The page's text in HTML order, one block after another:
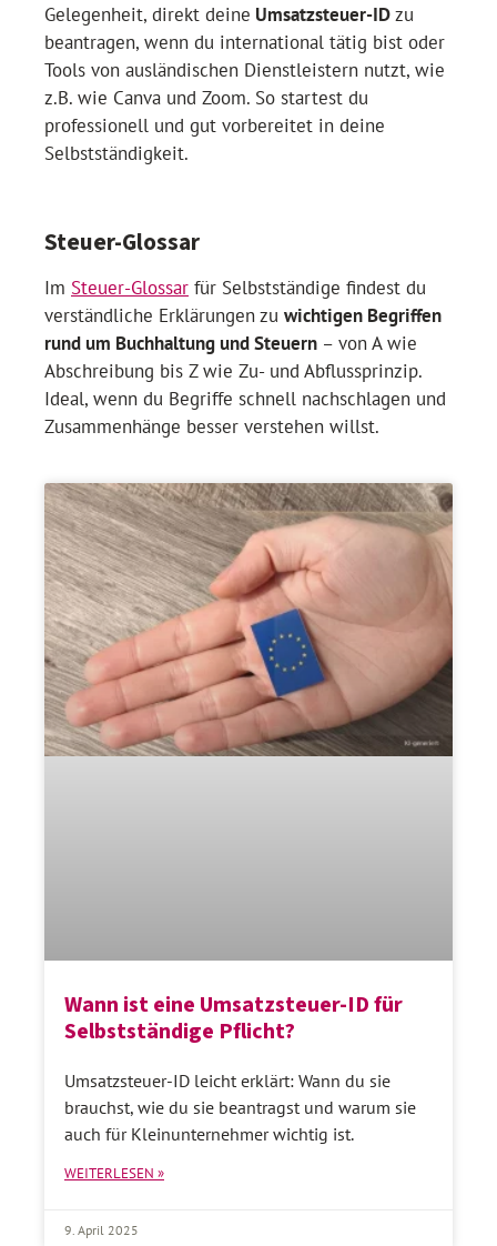
Gelegenheit, direkt deine Umsatzsteuer-IDzu
beantragen, wenn du international tätig bist oder
Tools von ausländischen Dienstleistern nutzt, wie
z.B. wie Canva und Zoom. So startest du
professionell und gut vorbereitet in deine
Selbstständigkeit.
Steuer-Glossar
Im Steuer-Glossar für Selbstständige findest du
verständliche Erklärungen zu wichtigen Begriffen
rund um Buchhaltung und Steuern – von A wie
Abschreibung bis Z wie Zu- und Abflussprinzip.
Ideal, wenn du Begriffe schnell nachschlagen und
Zusammenhänge besser verstehen willst.
Wann ist eine Umsatzsteuer-ID für
Selbstständige Pflicht?
Umsatzsteuer-ID leicht erklärt: Wann du sie
brauchst, wie du sie beantragst und warum sie
auch für Kleinunternehmer wichtig ist.
WEITERLESEN »
9. April 2025